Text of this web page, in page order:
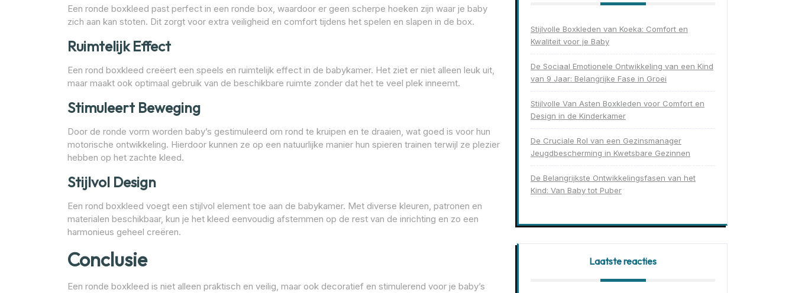
Een ronde boxkleed past perfect in een ronde box, waardoor er geen scherpe hoeken zijn waar je baby
zich aan kan stoten. Dit zorgt voor extra veiligheid en comfort tijdens het spelen en slapen in de box.
Ruimtelijk Effect
Een rond boxkleed creëert een speels en ruimtelijk effect in de babykamer. Het ziet er niet alleen leuk uit,
maar maakt ook optimaal gebruik van de beschikbare ruimte zonder dat het te veel plek inneemt.
Stimuleert Beweging
Door de ronde vorm worden baby’s gestimuleerd om rond te kruipen en te draaien, wat goed is voor hun
motorische ontwikkeling. Hierdoor kunnen ze op een natuurlijke manier hun spieren trainen terwijl ze plezier
hebben op het zachte kleed.
Stijlvol Design
Een rond boxkleed voegt een stijlvol element toe aan de babykamer. Met diverse kleuren, patronen en
materialen beschikbaar, kun je het kleed eenvoudig afstemmen op de rest van de inrichting en zo een
harmonieus geheel creëren.
Conclusie
Een ronde boxkleed is niet alleen praktisch en veilig, maar ook decoratief en stimulerend voor je baby’s
Stijlvolle Boxkleden van Koeka: Comfort en
Kwaliteit voor je Baby
De Sociaal Emotionele Ontwikkeling van een Kind
van 9 Jaar: Belangrijke Fase in Groei
Stijlvolle Van Asten Boxkleden voor Comfort en
Design in de Kinderkamer
De Cruciale Rol van een Gezinsmanager
Jeugdbescherming in Kwetsbare Gezinnen
De Belangrijkste Ontwikkelingsfasen van het
Kind: Van Baby tot Puber
Laatste reacties